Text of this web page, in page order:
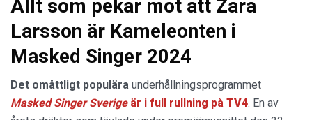
Allt som pekar mot att Zara
Larsson är Kameleonten i
Masked Singer 2024
Det omåttligt populära underhållningsprogrammet
Masked Singer Sverigeär i full rullning på TV4. En av